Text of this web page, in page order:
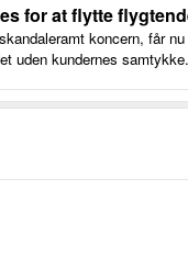
for at flytte
koncern, får
uden kundernes samtykke.